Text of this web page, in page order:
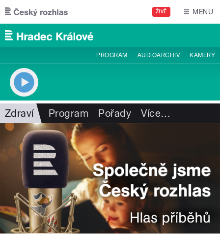
Přejít k hlavnímu obsahu
ŽIVĚ MENU
PROGRAM AUDIOARCHIV KAMERY
Zdraví Program Pořady Více…